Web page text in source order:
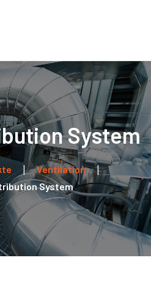
Leistungen
Kontakt
System
Ventilation
System